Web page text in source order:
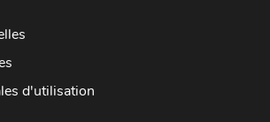
d'utilisation